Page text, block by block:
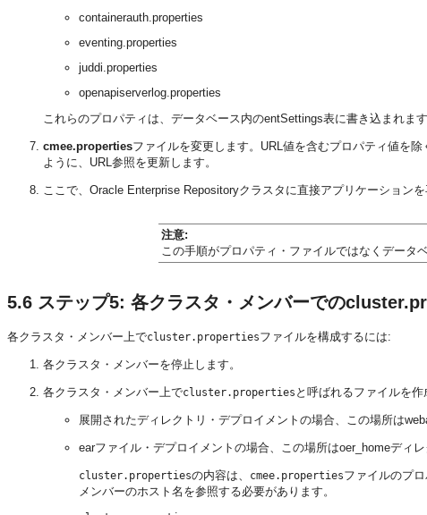
containerauth.properties
eventing.properties
juddi.properties
openapiserverlog.properties
これらのプロパティは、データベース内のentSettings表に書き込まれます
cmee.propertiesファイルを変更します。URL値を含むプロパティ値を
ように、URL参照を更新します。
ここで、Oracle Enterprise Repositoryクラスタに直接アプリケーションを
注意:
この手順がプロパティ・ファイルではなくデータ
5.6 ステップ5: 各クラスタ・メンバーでの
各クラスタ・メンバー上でcluster.propertiesファイルを構成するには:
各クラスタ・メンバーを停止します。
各クラスタ・メンバー上でcluster.properties と呼ばれるファイルを
展開されたディレクトリ・デプロイメントの場合、この場所は
earファイル・デプロイメントの場合、この場所はoer_homeディレ
cluster.propertiesの内容は、 cmee.propertiesファイルのプロ
メンバーのホスト名を参照する必要があります。